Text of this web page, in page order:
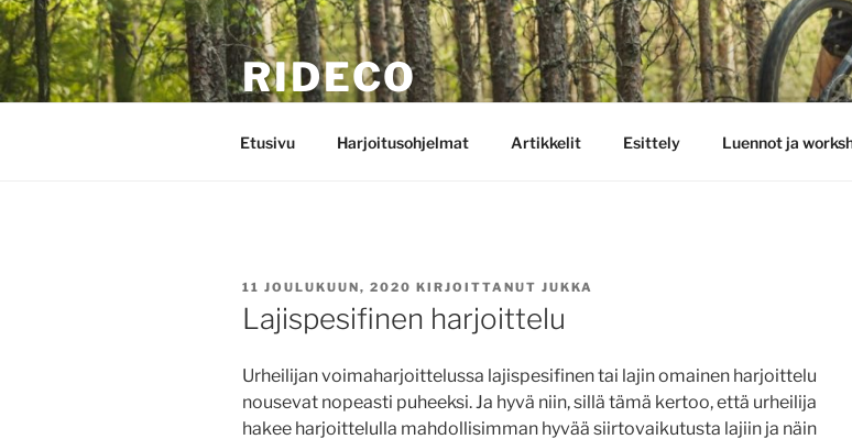
Siirry
sisältöön
RIDECO
Etusivu Harjoitusohjelmat Artikkelit Esittely Luennot ja
JULKAISTU
11 JOULUKUUN, 2020 KIRJOITTANUT JUKKA
Lajispesifinen harjoittelu
Urheilijan voimaharjoittelussa lajispesifinen tai lajin omainen harjoittelu
nousevat nopeasti puheeksi. Ja hyvä niin, sillä tämä kertoo, että urheilija
hakee harjoittelulla mahdollisimman hyvää siirtovaikutusta lajiin ja näin